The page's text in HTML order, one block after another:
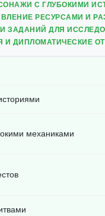
С ГЛУБОКИМИ
РЕСУРСАМИ И
ЗАДАНИЙ ДЛЯ
ДИПЛОМАТИЧЕСКИЕ
механиками